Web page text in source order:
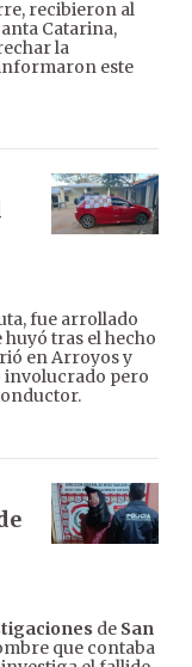
recibieron al
Catarina,
la
este
fue arrollado
tras el hecho
en Arroyos y
involucrado pero
de San
que contaba